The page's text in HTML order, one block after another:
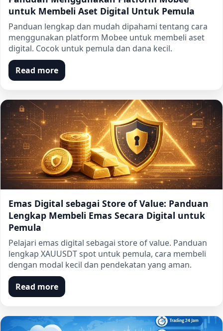
untuk Membeli Aset Digital Untuk Pemula
Panduan lengkap dan mudah dipahami tentang cara
menggunakan platform Mobee untuk membeli aset
digital. Cocok untuk pemula dan dana kecil.
Read more
Emas Digital sebagai Store of Value: Panduan
Lengkap Membeli Emas Secara Digital untuk
Pemula
Pelajari emas digital sebagai store of value. Panduan
lengkap XAUUSDT spot untuk pemula, cara membeli
dengan modal kecil dan pendekatan yang aman.
Read more